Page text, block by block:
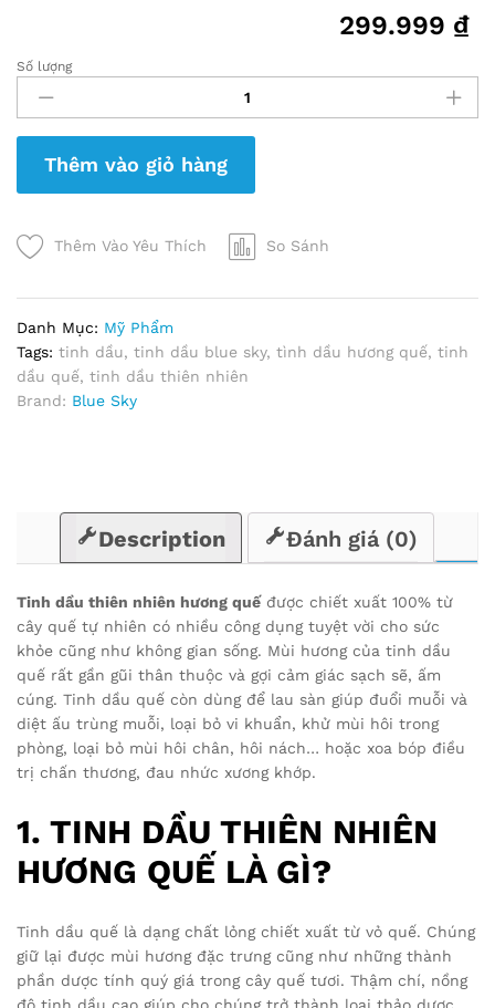
299.999 ₫
Tinh
Dầu
Thiên
Nhiên
Hương
Quế
Số lượng
Thêm vào giỏ hàng
Thêm Vào Yêu Thích So Sánh
Danh Mục: Mỹ Phẩm
Tags: tinh dầu, tinh dầu blue sky, tình dầu hương quế, tinh
dầu quế, tinh dầu thiên nhiên
Brand: Blue Sky
Description Đánh giá (0)
Tinh dầu thiên nhiên hương quếđược chiết xuất 100% từ
cây quế tự nhiên có nhiều công dụng tuyệt vời cho sức
khỏe cũng như không gian sống. Mùi hương của tinh dầu
quế rất gần gũi thân thuộc và gợi cảm giác sạch sẽ, ấm
cúng. Tinh dầu quế còn dùng để lau sàn giúp đuổi muỗi và
diệt ấu trùng muỗi, loại bỏ vi khuẩn, khử mùi hôi trong
phòng, loại bỏ mùi hôi chân, hôi nách… hoặc xoa bóp điều
trị chấn thương, đau nhức xương khớp.
1. TINH DẦU THIÊN NHIÊN
HƯƠNG QUẾ LÀ GÌ?
Tinh dầu quế là dạng chất lỏng chiết xuất từ vỏ quế. Chúng
giữ lại được mùi hương đặc trưng cũng như những thành
phần dược tính quý giá trong cây quế tươi. Thậm chí, nồng
độ tinh dầu cao giúp cho chúng trở thành loại thảo dược